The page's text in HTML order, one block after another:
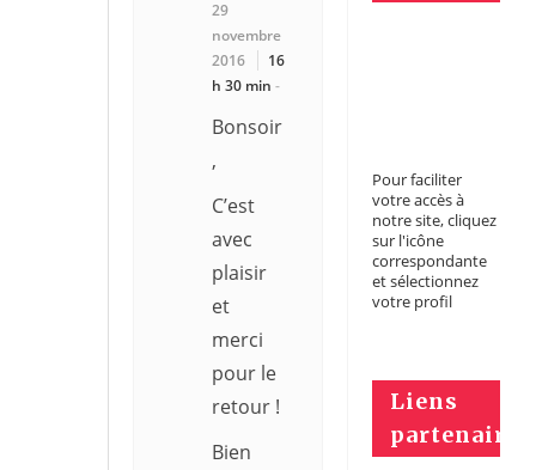
29
novembre
2016
16
h 30 min -
Bonsoir
,
C’est
avec
plaisir
et
merci
pour le
retour !
Bien
Pour faciliter
votre accès à
notre site, cliquez
sur l'icône
correspondante
et sélectionnez
votre profil
Liens
partenaires